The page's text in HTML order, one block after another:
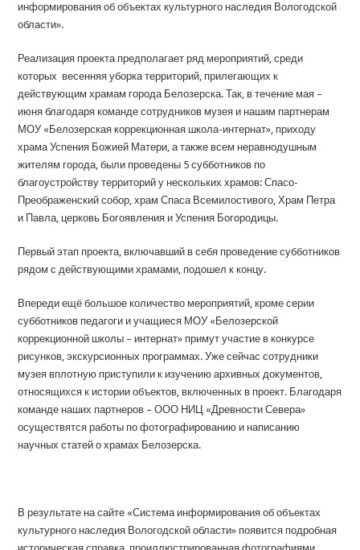
информирования об объектах культурного наследия Вологодской
области».
Реализация проекта предполагает ряд мероприятий, среди
которых весенняя уборка территорий, прилегающих к
действующим храмам города Белозерска. Так, в течение мая –
июня благодаря команде сотрудников музея и нашим партнерам
МОУ «Белозерская коррекционная школа-интернат», приходу
храма Успения Божией Матери, а также всем неравнодушным
жителям города, были проведены 5 субботников по
благоустройству территорий у нескольких храмов: Спасо-
Преображенский собор, храм Спаса Всемилостивого, Храм Петра
и Павла, церковь Богоявления и Успения Богородицы.
Первый этап проекта, включавший в себя проведение субботников
рядом с действующими храмами, подошел к концу.
Впереди ещё большое количество мероприятий, кроме серии
субботников педагоги и учащиеся МОУ «Белозерской
коррекционной школы – интернат» примут участие в конкурсе
рисунков, экскурсионных программах. Уже сейчас сотрудники
музея вплотную приступили к изучению архивных документов,
относящихся к истории объектов, включенных в проект. Благодаря
команде наших партнеров – ООО НИЦ «Древности Севера»
осуществятся работы по фотографированию и написанию
научных статей о храмах Белозерска.
В результате на сайте «Система информирования об объектах
культурного наследия Вологодской области» появится подробная